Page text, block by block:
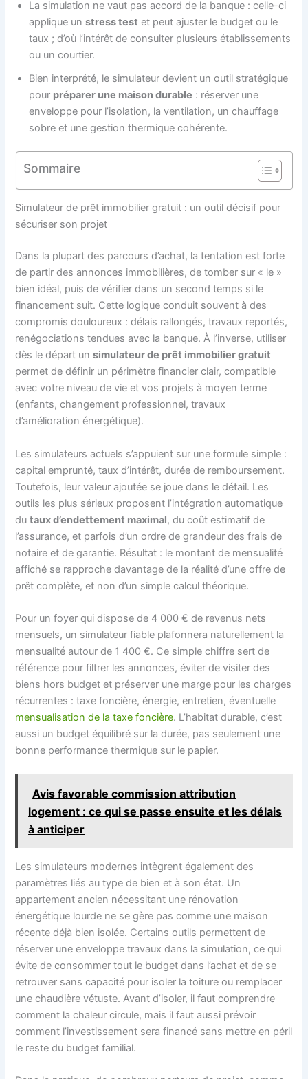
La simulation ne vaut pas accord de la banque : celle-ci
applique unstress test et peut ajuster le budget ou le
taux ; d’où l’intérêt de consulter plusieurs établissements
ou un courtier.
Bien interprété, le simulateur devient un outil stratégique
pour préparer une maison durable : réserver une
enveloppe pour l’isolation, la ventilation, un chauffage
sobre et une gestion thermique cohérente.
Sommaire
Simulateur de prêt immobilier gratuit : un outil décisif pour
sécuriser son projet
Dans la plupart des parcours d’achat, la tentation est forte
de partir des annonces immobilières, de tomber sur « le »
bien idéal, puis de vérifier dans un second temps si le
financement suit. Cette logique conduit souvent à des
compromis douloureux : délais rallongés, travaux reportés,
renégociations tendues avec la banque. À l’inverse, utiliser
dès le départ unsimulateur de prêt immobilier gratuit
permet de définir un périmètre financier clair, compatible
avec votre niveau de vie et vos projets à moyen terme
(enfants, changement professionnel, travaux
d’amélioration énergétique).
Les simulateurs actuels s’appuient sur une formule simple :
capital emprunté, taux d’intérêt, durée de remboursement.
Toutefois, leur valeur ajoutée se joue dans le détail. Les
outils les plus sérieux proposent l’intégration automatique
dutaux d’endettement maximal, du coût estimatif de
l’assurance, et parfois d’un ordre de grandeur des frais de
notaire et de garantie. Résultat : le montant de mensualité
affiché se rapproche davantage de la réalité d’une offre de
prêt complète, et non d’un simple calcul théorique.
Pour un foyer qui dispose de 4 000 € de revenus nets
mensuels, un simulateur fiable plafonnera naturellement la
mensualité autour de 1 400 €. Ce simple chiffre sert de
référence pour filtrer les annonces, éviter de visiter des
biens hors budget et préserver une marge pour les charges
récurrentes : taxe foncière, énergie, entretien, éventuelle
mensualisation de la taxe foncière. L’habitat durable, c’est
aussi un budget équilibré sur la durée, pas seulement une
bonne performance thermique sur le papier.
Avis favorable commission attribution
logement : ce qui se passe ensuite et les délais
à anticiper
Les simulateurs modernes intègrent également des
paramètres liés au type de bien et à son état. Un
appartement ancien nécessitant une rénovation
énergétique lourde ne se gère pas comme une maison
récente déjà bien isolée. Certains outils permettent de
réserver une enveloppe travaux dans la simulation, ce qui
évite de consommer tout le budget dans l’achat et de se
retrouver sans capacité pour isoler la toiture ou remplacer
une chaudière vétuste. Avant d’isoler, il faut comprendre
comment la chaleur circule, mais il faut aussi prévoir
comment l’investissement sera financé sans mettre en péril
le reste du budget familial.